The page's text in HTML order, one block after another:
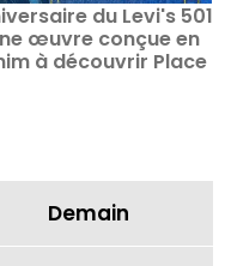
du Levi's 501
œuvre conçue en
à découvrir Place
Demain